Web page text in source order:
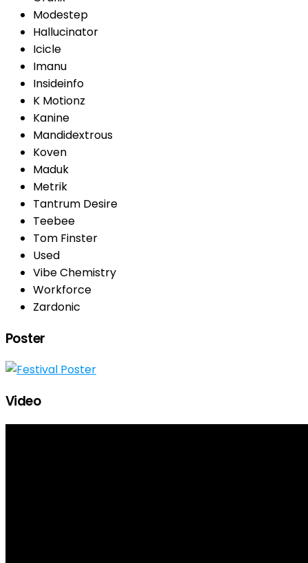
Modestep
Hallucinator
Icicle
Imanu
Insideinfo
K Motionz
Kanine
Mandidextrous
Koven
Maduk
Metrik
Tantrum Desire
Teebee
Tom Finster
Used
Vibe Chemistry
Workforce
Zardonic
Poster
Video